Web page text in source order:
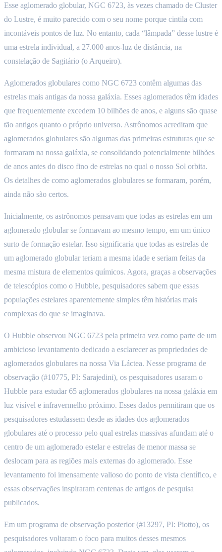
Esse aglomerado globular, NGC 6723, às vezes chamado de Cluster
do Lustre, é muito parecido com o seu nome porque cintila com
incontáveis pontos de luz. No entanto, cada “lâmpada” desse lustre é
uma estrela individual, a 27.000 anos-luz de distância, na
constelação de Sagitário (o Arqueiro).
Aglomerados globulares como NGC 6723 contêm algumas das
estrelas mais antigas da nossa galáxia. Esses aglomerados têm idades
que frequentemente excedem 10 bilhões de anos, e alguns são quase
tão antigos quanto o próprio universo. Astrônomos acreditam que
aglomerados globulares são algumas das primeiras estruturas que se
formaram na nossa galáxia, se consolidando potencialmente bilhões
de anos antes do disco fino de estrelas no qual o nosso Sol orbita.
Os detalhes de como aglomerados globulares se formaram, porém,
ainda não são certos.
Inicialmente, os astrônomos pensavam que todas as estrelas em um
aglomerado globular se formavam ao mesmo tempo, em um único
surto de formação estelar. Isso significaria que todas as estrelas de
um aglomerado globular teriam a mesma idade e seriam feitas da
mesma mistura de elementos químicos. Agora, graças a observações
de telescópios como o Hubble, pesquisadores sabem que essas
populações estelares aparentemente simples têm histórias mais
complexas do que se imaginava.
O Hubble observou NGC 6723 pela primeira vez como parte de um
ambicioso levantamento dedicado a esclarecer as propriedades de
aglomerados globulares na nossa Via Láctea. Nesse programa de
observação (#10775, PI: Sarajedini), os pesquisadores usaram o
Hubble para estudar 65 aglomerados globulares na nossa galáxia em
luz visível e infravermelho próximo. Esses dados permitiram que os
pesquisadores estudassem desde as idades dos aglomerados
globulares até o processo pelo qual estrelas massivas afundam até o
centro de um aglomerado estelar e estrelas de menor massa se
deslocam para as regiões mais externas do aglomerado. Esse
levantamento foi imensamente valioso do ponto de vista científico, e
essas observações inspiraram centenas de artigos de pesquisa
publicados.
Em um programa de observação posterior (#13297, PI: Piotto), os
pesquisadores voltaram o foco para muitos desses mesmos